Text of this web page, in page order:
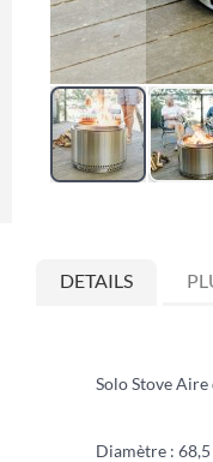
beginning
DETAILS
Solo Stove
Diamètre : 68,5